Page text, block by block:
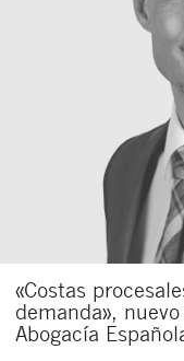
«Costas
demanda»,
Abogacía